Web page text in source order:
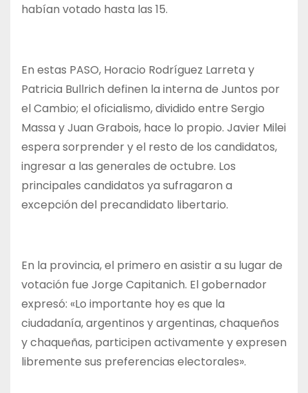
habían votado hasta las 15.
En estas PASO, Horacio Rodríguez Larreta y
Patricia Bullrich definen la interna de Juntos por
el Cambio; el oficialismo, dividido entre Sergio
Massa y Juan Grabois, hace lo propio. Javier Milei
espera sorprender y el resto de los candidatos,
ingresar a las generales de octubre. Los
principales candidatos ya sufragaron a
excepción del precandidato libertario.
En la provincia, el primero en asistir a su lugar de
votación fue Jorge Capitanich. El gobernador
expresó: «Lo importante hoy es que la
ciudadanía, argentinos y argentinas, chaqueños
y chaqueñas, participen activamente y expresen
libremente sus preferencias electorales».